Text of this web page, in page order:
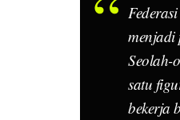
menjadi
Seolah-
satu
bekerja